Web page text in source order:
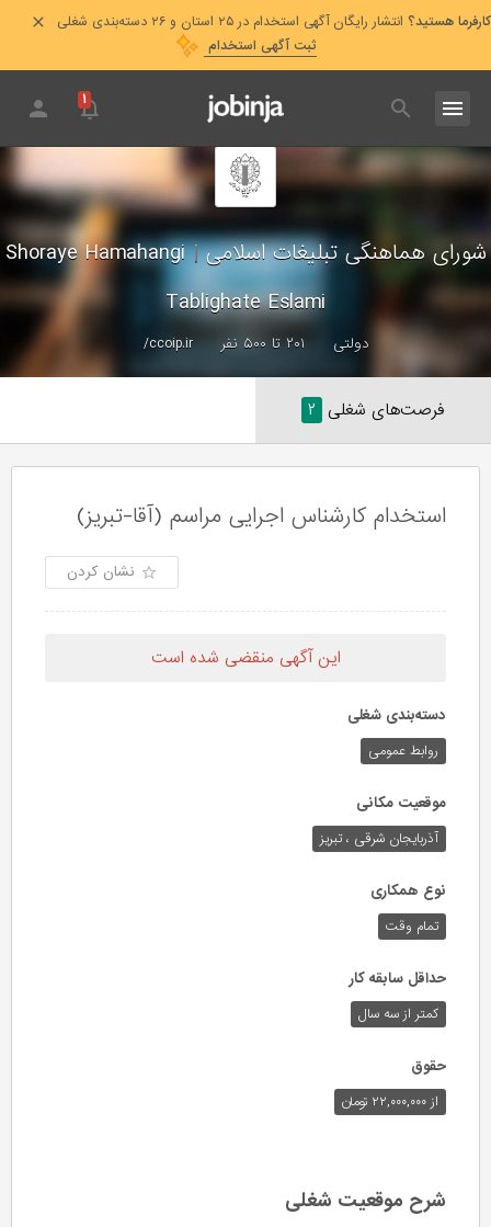
کارفرما هستید؟ انتشار رایگان آگهی استخدام در ۲۵ استان و ۲۶ دسته‌بندی شغلی
ثبت آگهی استخدام
۱
شورای هماهنگی تبلیغات اسلامی|
Shoraye Hamahangi
Tablighate Eslami
دولتی ۲۰۱ تا ۵۰۰ نفر ccoip.ir/
فرصت‌های شغلی ۲
استخدام کارشناس اجرایی مراسم (آقا-تبریز)
نشان کردن
این آگهی منقضی شده است
دسته‌بندی شغلی
روابط عمومی
موقعیت مکانی
آذربایجان شرقی ، تبریز
نوع همکاری
تمام وقت
حداقل سابقه کار
کمتر از سه سال
حقوق
از ۲۲,۰۰۰,۰۰۰ تومان
شرح موقعیت شغلی